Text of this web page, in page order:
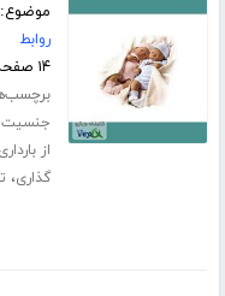
روابط
۱۴ صفحه
جنسیت
از بارداری
گذاری،